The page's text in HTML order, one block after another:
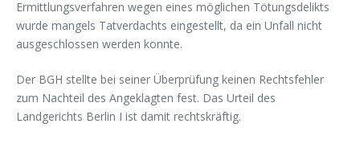
Ermittlungsverfahren wegen eines möglichen Tötungsdelikts
wurde mangels Tatverdachts eingestellt, da ein Unfall nicht
ausgeschlossen werden konnte.
Der BGH stellte bei seiner Überprüfung keinen Rechtsfehler
zum Nachteil des Angeklagten fest. Das Urteil des
Landgerichts Berlin I ist damit rechtskräftig.